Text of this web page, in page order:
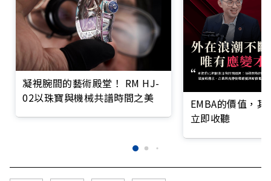
凝視腕間的藝術殿堂！ RM HJ-
02以珠寶與機械共譜時間之美
EMBA的價值，
立即收聽